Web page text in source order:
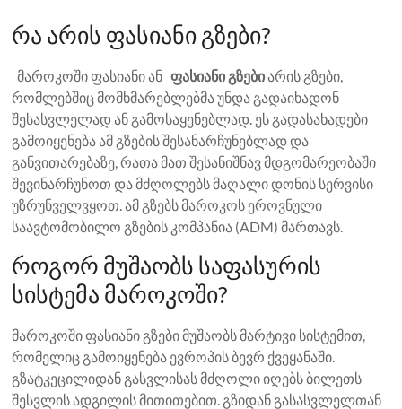
რა არის ფასიანი გზები?
მაროკოში ფასიანი ანფასიანი გზებიარის გზები,
რომლებშიც მომხმარებლებმა უნდა გადაიხადონ
შესასვლელად ან გამოსაყენებლად. ეს გადასახადები
გამოიყენება ამ გზების შესანარჩუნებლად და
განვითარებაზე, რათა მათ შესანიშნავ მდგომარეობაში
შევინარჩუნოთ და მძღოლებს მაღალი დონის სერვისი
უზრუნველვყოთ. ამ გზებს მაროკოს ეროვნული
საავტომობილო გზების კომპანია (ADM) მართავს.
როგორ მუშაობს საფასურის
სისტემა მაროკოში?
მაროკოში ფასიანი გზები მუშაობს მარტივი სისტემით,
რომელიც გამოიყენება ევროპის ბევრ ქვეყანაში.
გზატკეცილიდან გასვლისას მძღოლი იღებს ბილეთს
შესვლის ადგილის მითითებით. გზიდან გასასვლელთან